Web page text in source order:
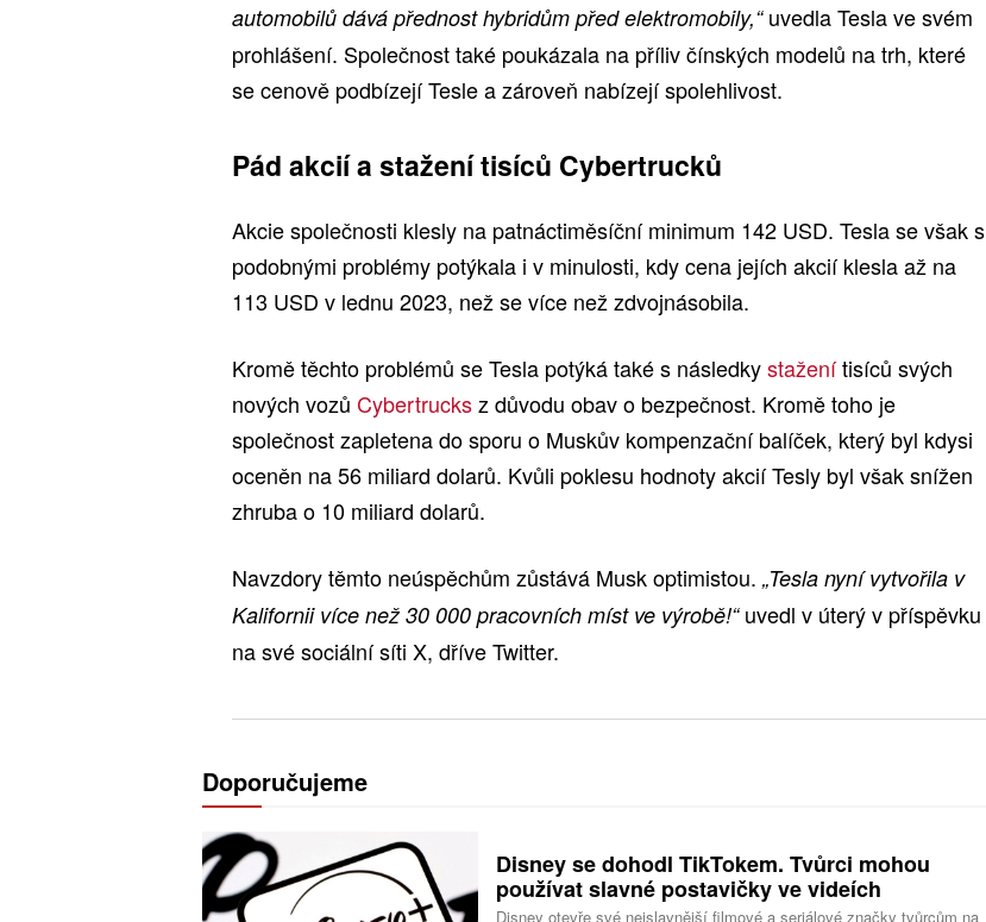
automobilů dává přednost hybridům před elektromobily,“ uvedla Tesla ve svém
prohlášení. Společnost také poukázala na příliv čínských modelů na trh, které
se cenově podbízejí Tesle a zároveň nabízejí spolehlivost.
Pád akcií a stažení tisíců Cybertrucků
Akcie společnosti klesly na patnáctiměsíční minimum 142 USD. Tesla se však s
podobnými problémy potýkala i v minulosti, kdy cena jejích akcií klesla až na
113 USD v lednu 2023, než se více než zdvojnásobila.
Kromě těchto problémů se Tesla potýká také s následkystaženítisíců svých
nových vozů Cybertrucksz důvodu obav o bezpečnost. Kromě toho je
společnost zapletena do sporu o Muskův kompenzační balíček, který byl kdysi
oceněn na 56 miliard dolarů. Kvůli poklesu hodnoty akcií Tesly byl však snížen
zhruba o 10 miliard dolarů.
Navzdory těmto neúspěchům zůstává Musk optimistou. „Tesla nyní vytvořila v
Kalifornii více než 30 000 pracovních míst ve výrobě!“uvedl v úterý v příspěvku
na své sociální síti X, dříve Twitter.
Doporučujeme
Disney se dohodl TikTokem. Tvůrci mohou
používat slavné postavičky ve videích
Disney otevře své nejslavnější filmové a seriálové značky tvůrcům na